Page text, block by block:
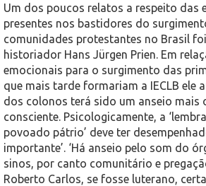
Um dos poucos relatos a respeito das
presentes nos bastidores do
comunidades protestantes no Brasil
historiador Hans Jürgen Prien. Em
emocionais para o surgimento das
que mais tarde formariam a IECLB ele
dos colonos terá sido um anseio mais
consciente. Psicologicamente, a
povoado pátrio’ deve ter
importante’. ‘Há anseio pelo som do
sinos, por canto comunitário e
Roberto Carlos, se fosse luterano,